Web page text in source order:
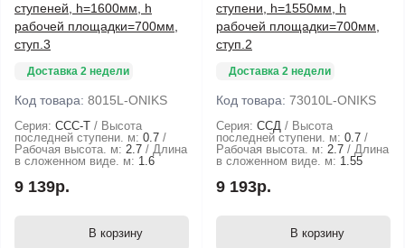
ступеней, h=1600мм, h
рабочей площадки=700мм,
ступ.3
Доставка 2 недели
Код товара: 8015L-ONIKS
Серия: ССС-Т
Высота
последней ступени. м: 0.7
Рабочая высота. м: 2.7
Длина
в сложенном виде. м: 1.6
9 139р.
В корзину
ступени, h=1550мм, h
рабочей площадки=700мм,
ступ.2
Доставка 2 недели
Код товара: 73010L-ONIKS
Серия: ССД
Высота
последней ступени. м: 0.7
Рабочая высота. м: 2.7
Длина
в сложенном виде. м: 1.55
9 193р.
В корзину